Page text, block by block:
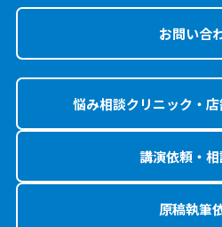
お問い合
悩み相談クリニック・
講演依頼・
原稿執筆